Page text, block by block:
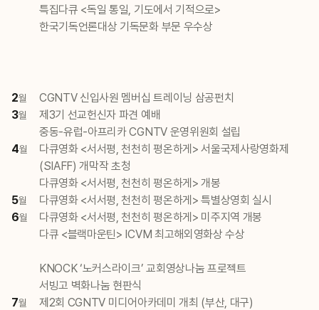
특집다큐 <독일 통일, 기도에서 기적으로>
한국기독언론대상 기독문화 부문 우수상
2월
CGNTV 신입사원 멤버십 트레이닝 삼공펀치
3월
제3기 선교헌신자 파견 예배
중동-유럽-아프리카 CGNTV 운영위원회 설립
4월
다큐영화 <서서평, 천천히 평온하게> 서울국제사랑영화제
(SIAFF) 개막작 초청
다큐영화 <서서평, 천천히 평온하게> 개봉
5월
다큐영화 <서서평, 천천히 평온하게> 특별상영회 실시
6월
다큐영화 <서서평, 천천히 평온하게> 미주지역 개봉
다큐 <블랙마운틴> ICVM 최고해외영화상 수상
KNOCK ‘노커스라이크’ 교회영상나눔 프로젝트
서빙고 벽화나눔 현판식
7월
제2회 CGNTV 미디어아카데미 개최 (부산, 대구)